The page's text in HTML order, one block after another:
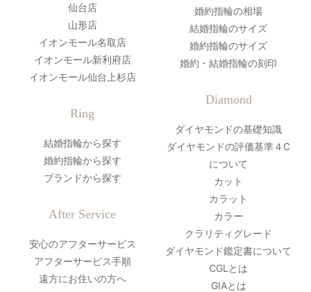
仙台店
山形店
イオンモール名取店
イオンモール新利府店
イオンモール仙台上杉店
Ring
結婚指輪から探す
婚約指輪から探す
ブランドから探す
After Service
安心のアフターサービス
アフターサービス手順
遠方にお住いの方へ
婚約指輪の相場
結婚指輪のサイズ
婚約指輪のサイズ
婚約・結婚指輪の刻印
Diamond
ダイヤモンドの基礎知識
ダイヤモンドの評価基準４C
について
カット
カラット
カラー
クラリティグレード
ダイヤモンド鑑定書について
CGLとは
GIAとは